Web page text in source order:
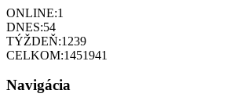
ONLINE:1
DNES:54
TÝŽDEŇ:1239
CELKOM:1451941
Navigácia